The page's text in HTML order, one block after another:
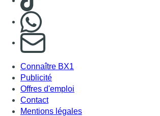
S'abonner à notre newsletter
Connaître BX1
Publicité
Offres d'emploi
Contact
Mentions légales